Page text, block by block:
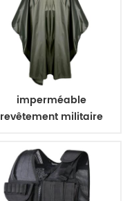
imperméable
revêtement militaire
militaire